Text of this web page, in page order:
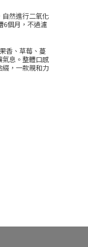
然進行二氧化
6個月，不過濾
香、草莓、蔓
息。整體口感
，一款親和力